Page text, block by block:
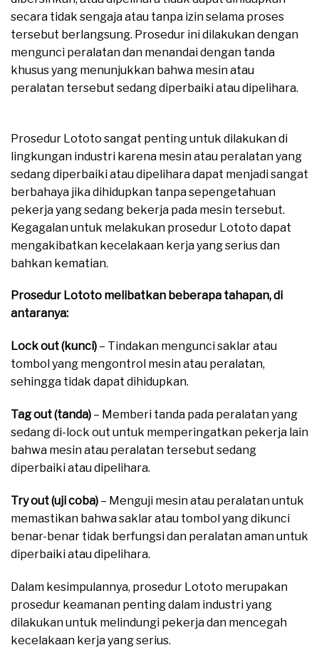
secara tidak sengaja atau tanpa izin selama proses
tersebut berlangsung. Prosedur ini dilakukan dengan
mengunci peralatan dan menandai dengan tanda
khusus yang menunjukkan bahwa mesin atau
peralatan tersebut sedang diperbaiki atau dipelihara.
Prosedur Lototo sangat penting untuk dilakukan di
lingkungan industri karena mesin atau peralatan yang
sedang diperbaiki atau dipelihara dapat menjadi sangat
berbahaya jika dihidupkan tanpa sepengetahuan
pekerja yang sedang bekerja pada mesin tersebut.
Kegagalan untuk melakukan prosedur Lototo dapat
mengakibatkan kecelakaan kerja yang serius dan
bahkan kematian.
Prosedur Lototo melibatkan beberapa tahapan, di
antaranya:
Lock out (kunci) – Tindakan mengunci saklar atau
tombol yang mengontrol mesin atau peralatan,
sehingga tidak dapat dihidupkan.
Tag out (tanda) – Memberi tanda pada peralatan yang
sedang di-lock out untuk memperingatkan pekerja lain
bahwa mesin atau peralatan tersebut sedang
diperbaiki atau dipelihara.
Try out (uji coba) – Menguji mesin atau peralatan untuk
memastikan bahwa saklar atau tombol yang dikunci
benar-benar tidak berfungsi dan peralatan aman untuk
diperbaiki atau dipelihara.
Dalam kesimpulannya, prosedur Lototo merupakan
prosedur keamanan penting dalam industri yang
dilakukan untuk melindungi pekerja dan mencegah
kecelakaan kerja yang serius.